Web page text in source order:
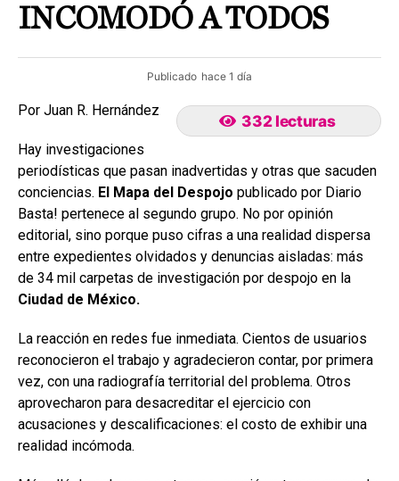
INCOMODÓ A TODOS
Publicado hace 1 día
332 lecturas
Por Juan R. Hernández
Hay investigaciones
periodísticas que pasan inadvertidas y otras que sacuden
conciencias. El Mapa del Despojo publicado por Diario
Basta! pertenece al segundo grupo. No por opinión
editorial, sino porque puso cifras a una realidad dispersa
entre expedientes olvidados y denuncias aisladas: más
de 34 mil carpetas de investigación por despojo en la
Ciudad de México.
La reacción en redes fue inmediata. Cientos de usuarios
reconocieron el trabajo y agradecieron contar, por primera
vez, con una radiografía territorial del problema. Otros
aprovecharon para desacreditar el ejercicio con
acusaciones y descalificaciones: el costo de exhibir una
realidad incómoda.